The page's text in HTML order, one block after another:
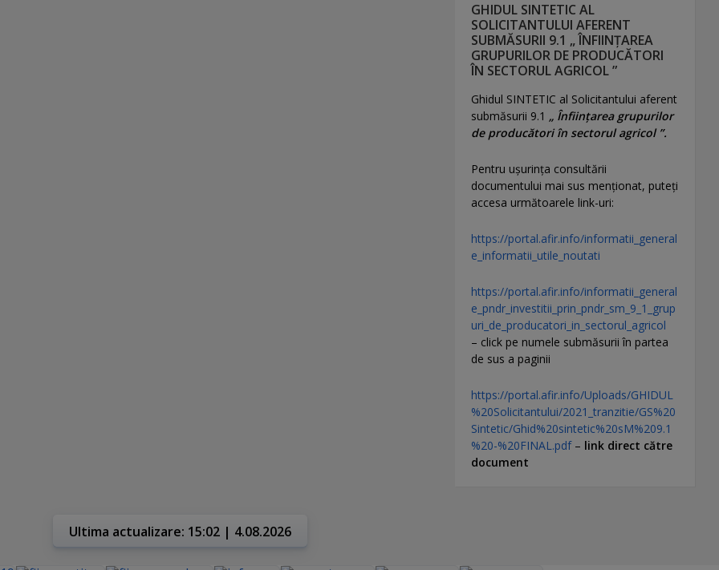
GHIDUL SINTETIC AL
SOLICITANTULUI AFERENT
SUBMĂSURII 9.1 „ ÎNFIINȚAREA
GRUPURILOR DE PRODUCĂTORI
ÎN SECTORUL AGRICOL ”
Ghidul SINTETIC al Solicitantului aferent
submăsurii 9.1 „ Înființarea grupurilor
de producători în sectorul agricol ”.
Pentru uşurinţa consultării
documentului mai sus menţionat, puteţi
accesa următoarele link-uri:
https://portal.afir.info/informatii_general
e_informatii_utile_noutati
https://portal.afir.info/informatii_general
e_pndr_investitii_prin_pndr_sm_9_1_grup
uri_de_producatori_in_sectorul_agricol
– click pe numele submăsurii în partea
de sus a paginii
https://portal.afir.info/Uploads/GHIDUL
%20Solicitantului/2021_tranzitie/GS%20
Sintetic/Ghid%20sintetic%20sM%209.1
%20-%20FINAL.pdf– link direct către
document
Ultima actualizare: 15:02 | 4.08.2026